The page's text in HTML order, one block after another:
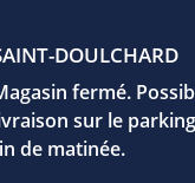
YÈVRE
Jeanne d'arc
Mehun-Sur-Yèvre
la carte
DOULCHARD
fermé.
sur le
de matinée.